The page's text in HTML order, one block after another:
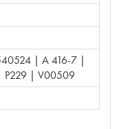
| A 416-7 |
P229 | V00509